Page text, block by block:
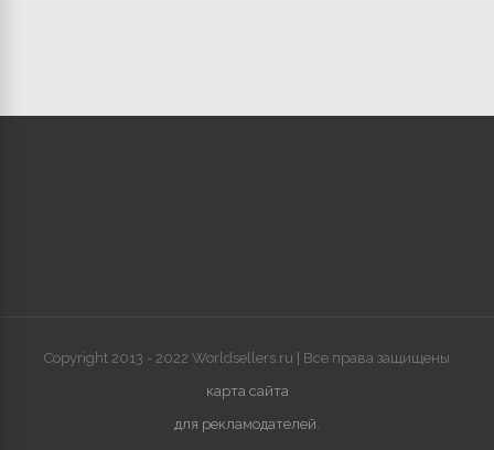
Copyright 2013 - 2022 Worldsellers.ru | Все права защищены
карта сайта
для рекламодателей